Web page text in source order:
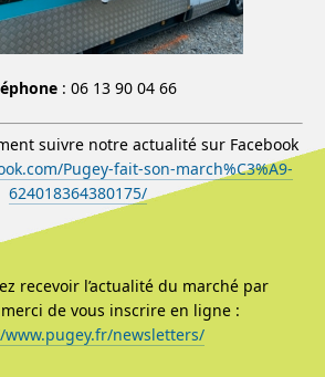
: 06 13 90 04 66
suivre notre actualité sur Facebook
Pugey-fait-son-march%C3%A9-
624018364380175/
recevoir l’actualité du marché par
de vous inscrire en ligne :
newsletters/